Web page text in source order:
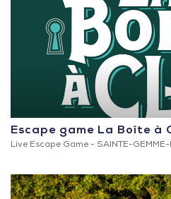
Escape game La Boîte à
Live Escape Game - SAINTE-